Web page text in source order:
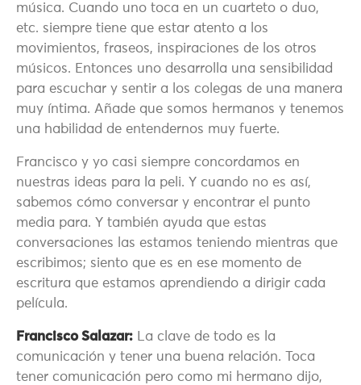
música. Cuando uno toca en un cuarteto o duo,
etc. siempre tiene que estar atento a los
movimientos, fraseos, inspiraciones de los otros
músicos. Entonces uno desarrolla una sensibilidad
para escuchar y sentir a los colegas de una manera
muy íntima. Añade que somos hermanos y tenemos
una habilidad de entendernos muy fuerte.
Francisco y yo casi siempre concordamos en
nuestras ideas para la peli. Y cuando no es así,
sabemos cómo conversar y encontrar el punto
media para. Y también ayuda que estas
conversaciones las estamos teniendo mientras que
escribimos; siento que es en ese momento de
escritura que estamos aprendiendo a dirigir cada
película.
Francisco Salazar: La clave de todo es la
comunicación y tener una buena relación. Toca
tener comunicación pero como mi hermano dijo,